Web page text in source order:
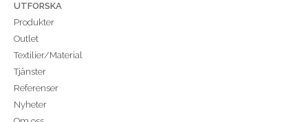
UTFORSKA
Produkter
Outlet
Textilier/Material
Tjänster
Referenser
Nyheter